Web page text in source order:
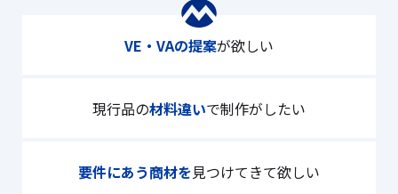
VE・VAの提案が欲しい
現行品の材料違いで制作がしたい
要件にあう商材を見つけてきて欲しい